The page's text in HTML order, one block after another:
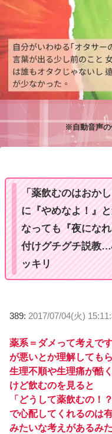
※自動音声の
「薬飲むのはおか
に『やめなよ！』
なっても『夜にな
付けグチグチ説教
ッキリ
389: 2017/07/04(火)
薬系＝ダメって考えで
が悪いとか理解しても
生理不順や生理痛が酷
けど飲むのを見ると
「どうして薬飲むの！
で心配してくれるのは
みたいな考えがあるみ